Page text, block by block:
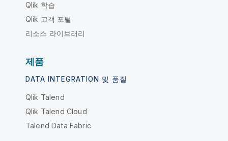
Qlik 학습
Qlik 고객 포털
리소스 라이브러리
제품
DATA INTEGRATION 및 품질
Qlik Talend
Qlik Talend Cloud
Talend Data Fabric